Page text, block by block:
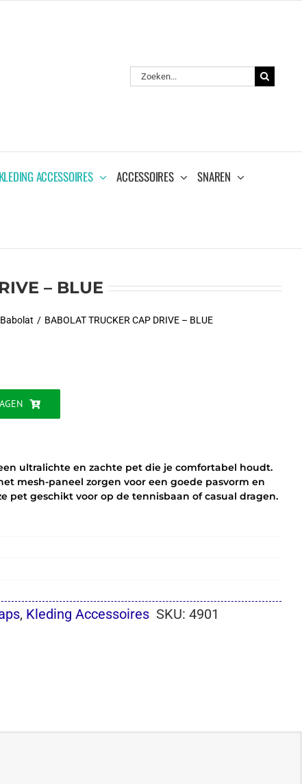
Zoeken
naar:
KLEDING ACCESSOIRES ACCESSOIRES SNAREN
– BLUE
Babolat BABOLAT TRUCKER CAP DRIVE – BLUE
ultralichte en zachte pet die je comfortabel houdt.
mesh-paneel zorgen voor een goede pasvorm en
pet geschikt voor op de tennisbaan of casual dragen.
, Kleding Accessoires SKU:4901